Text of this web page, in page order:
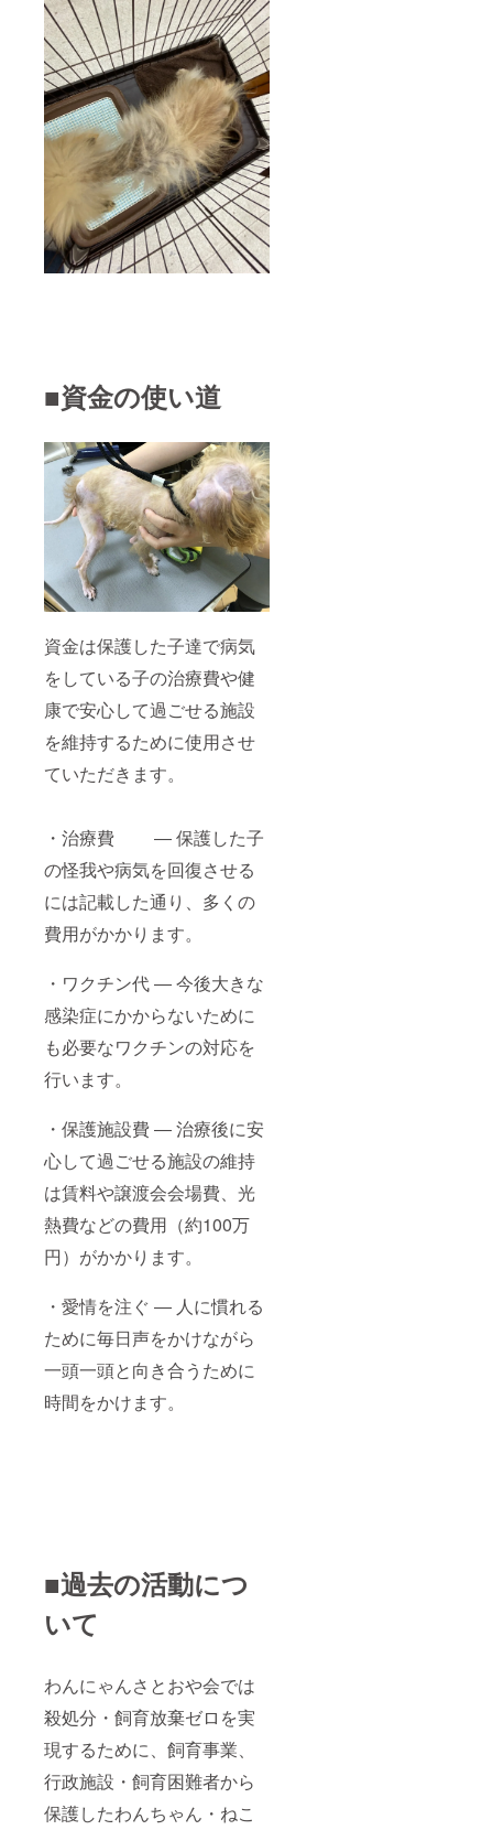
■資金の使い道
資金は保護した子達で病気
をしている子の治療費や健
康で安心して過ごせる施設
を維持するために使用させ
ていただきます。
・治療費 ― 保護した子
の怪我や病気を回復させる
には記載した通り、多くの
費用がかかります。
・ワクチン代 ― 今後大きな
感染症にかからないために
も必要なワクチンの対応を
行います。
・保護施設費 ― 治療後に安
心して過ごせる施設の維持
は賃料や譲渡会会場費、光
熱費などの費用（約100万
円）がかかります。
・愛情を注ぐ ― 人に慣れる
ために毎日声をかけながら
一頭一頭と向き合うために
時間をかけます。
■過去の活動につ
いて
わんにゃんさとおや会では
殺処分・飼育放棄ゼロを実
現するために、飼育事業、
行政施設・飼育困難者から
保護したわんちゃん・ねこ